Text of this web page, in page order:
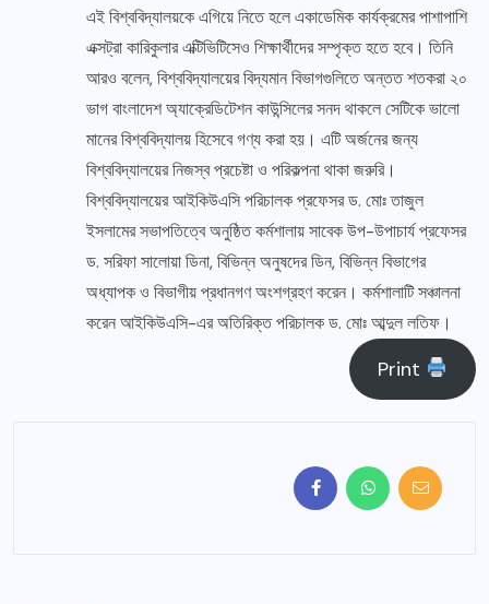
এই বিশ্ববিদ্যালয়কে এগিয়ে নিতে হলে একাডেমিক কার্যক্রমের পাশাপাশি
এক্সট্রা কারিকুলার এক্টিভিটিসেও শিক্ষার্থীদের সম্পৃক্ত হতে হবে। তিনি
আরও বলেন, বিশ্ববিদ্যালয়ের বিদ্যমান বিভাগগুলিতে অন্তত শতকরা ২০
ভাগ বাংলাদেশ অ্যাক্রেডিটেশন কাউন্সিলের সনদ থাকলে সেটিকে ভালো
মানের বিশ্ববিদ্যালয় হিসেবে গণ্য করা হয়। এটি অর্জনের জন্য
বিশ্ববিদ্যালয়ের নিজস্ব প্রচেষ্টা ও পরিকল্পনা থাকা জরুরি।
বিশ্ববিদ্যালয়ের আইকিউএসি পরিচালক প্রফেসর ড. মোঃ তাজুল
ইসলামের সভাপতিত্বে অনুষ্ঠিত কর্মশালায় সাবেক উপ-উপাচার্য প্রফেসর
ড. সরিফা সালোয়া ডিনা, বিভিন্ন অনুষদের ডিন, বিভিন্ন বিভাগের
অধ্যাপক ও বিভাগীয় প্রধানগণ অংশগ্রহণ করেন। কর্মশালাটি সঞ্চালনা
করেন আইকিউএসি-এর অতিরিক্ত পরিচালক ড. মোঃ আব্দুল লতিফ।
Print